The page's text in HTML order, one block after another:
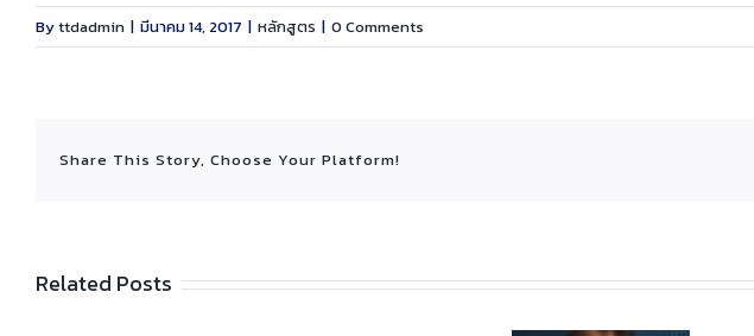
Byttdadmin | มีนาคม 14, 2017 | หลักสูตร | 0 Comments
Share This Story, Choose Your Platform!
Related Posts